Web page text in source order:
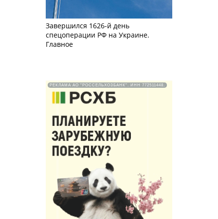
Завершился 1626-й день
спецоперации РФ на Украине.
Главное
РЕКЛАМА АО "РОССЕЛЬХОЗБАНК". ИНН 772511448.